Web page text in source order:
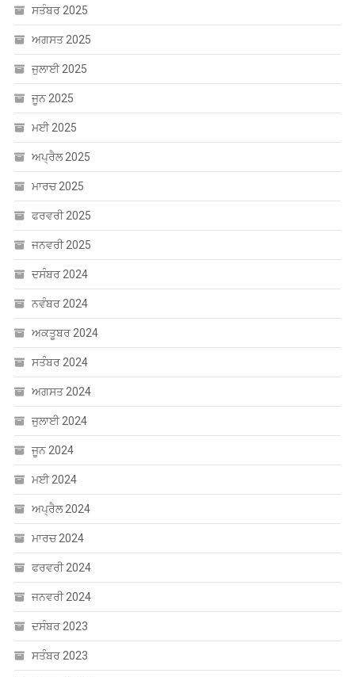
ਸਤੰਬਰ 2025
ਅਗਸਤ 2025
ਜੁਲਾਈ 2025
ਜੂਨ 2025
ਮਈ 2025
ਅਪ੍ਰੈਲ 2025
ਮਾਰਚ 2025
ਫਰਵਰੀ 2025
ਜਨਵਰੀ 2025
ਦਸੰਬਰ 2024
ਨਵੰਬਰ 2024
ਅਕਤੂਬਰ 2024
ਸਤੰਬਰ 2024
ਅਗਸਤ 2024
ਜੁਲਾਈ 2024
ਜੂਨ 2024
ਮਈ 2024
ਅਪ੍ਰੈਲ 2024
ਮਾਰਚ 2024
ਫਰਵਰੀ 2024
ਜਨਵਰੀ 2024
ਦਸੰਬਰ 2023
ਸਤੰਬਰ 2023